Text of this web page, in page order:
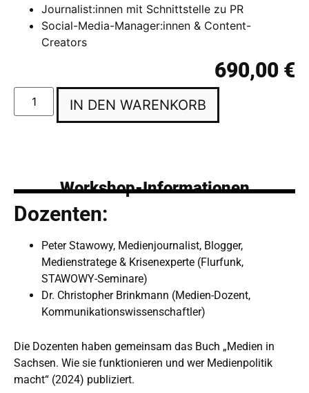
Journalist:innen mit Schnittstelle zu PR
Social-Media-Manager:innen & Content-
Creators
690,00 €
IN DEN WARENKORB
Workshop-Informationen
Dozenten:
Peter Stawowy, Medienjournalist, Blogger,
Medienstratege & Krisenexperte (Flurfunk,
STAWOWY-Seminare)
Dr. Christopher Brinkmann (Medien-Dozent,
Kommunikationswissenschaftler)
Die Dozenten haben gemeinsam das Buch „Medien in
Sachsen. Wie sie funktionieren und wer Medienpolitik
macht“ (2024) publiziert.